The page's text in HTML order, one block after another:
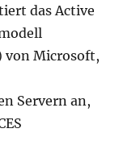
das Active
von Microsoft,
Servern an,